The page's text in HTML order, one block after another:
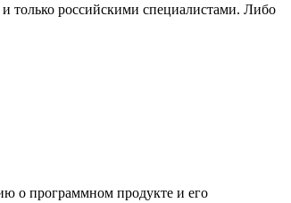
только российскими специалистами. Либо
о программном продукте и его